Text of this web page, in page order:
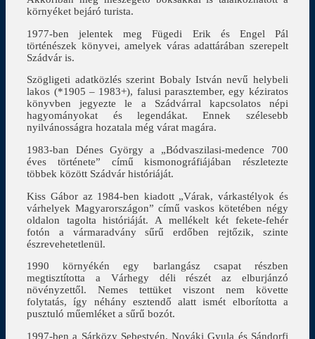
környéket bejáró turista.
1977-ben jelentek meg Fügedi Erik és Engel Pál
történészek könyvei, amelyek váras adattárában szerepelt
Szádvár is.
Szögligeti adatközlés szerint Bobaly István nevű helybeli
lakos (*1905 – 1983+), falusi parasztember, egy kéziratos
könyvben jegyezte le a Szádvárral kapcsolatos népi
hagyományokat és legendákat. Ennek szélesebb
nyilvánosságra hozatala még várat magára.
1983-ban Dénes György a „Bódvaszilasi-medence 700
éves története” című kismonográfiájában részletezte
többek között Szádvár históriáját.
Kiss Gábor az 1984-ben kiadott „Várak, várkastélyok és
várhelyek Magyarországon” című vaskos kötetében négy
oldalon tagolta históriáját. A mellékelt két fekete-fehér
fotón a vármaradvány sűrű erdőben rejtőzik, szinte
észrevehetetlenül.
1990 környékén egy barlangász csapat részben
megtisztította a Várhegy déli részét az elburjánzó
növényzettől. Nemes tettüket viszont nem követte
folytatás, így néhány esztendő alatt ismét elborította a
pusztuló műemléket a sűrű bozót.
1997-ben a Sárközy Sebestyén, Nováki Gyula és Sándorfi